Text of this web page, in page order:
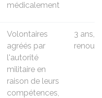
médicalement
Volontaires
agréés par
l'autorité
militaire en
raison de leurs
compétences,
3 ans,